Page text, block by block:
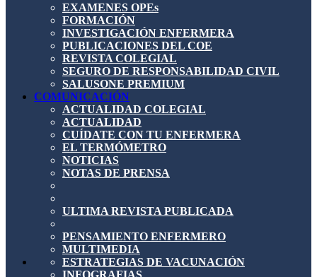
EXAMENES OPEs
FORMACIÓN
INVESTIGACIÓN ENFERMERA
PUBLICACIONES DEL COE
REVISTA COLEGIAL
SEGURO DE RESPONSABILIDAD CIVIL
SALUSONE PREMIUM
COMUNICACIÓN
ACTUALIDAD COLEGIAL
ACTUALIDAD
CUÍDATE CON TU ENFERMERA
EL TERMÓMETRO
NOTICIAS
NOTAS DE PRENSA
ULTIMA REVISTA PUBLICADA
PENSAMIENTO ENFERMERO
MULTIMEDIA
ESTRATEGIAS DE VACUNACIÓN
INFOGRAFIAS